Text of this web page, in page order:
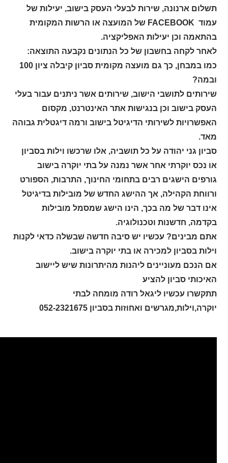
תשלום ארנונה, שירות לבעלי העסק בישוב, יעילות של
עמוד FACEBOOK של המועצה או הרשות המקומית
בהתאמה וכן יעילות האפליקציה.
לאחר לקחה בחשבון של כל הנתונים נקבעה התוצאה:
כמו במבחן, כך גם מועצה מקומית סביון קיבלה ציון 100
ובמה?
שירותים לתושבי הישוב, שירותים אשר ניתנים עבור בעלי
העסק בישוב וכן בנגישות אתר האינטרנט, מקסום
האפשרויות לשירותי הדיגיטל בישוב ורמה דיגטלית גבוהה
מאד.
סביון גני יהודה על כל תושביה, אלו שרכשו וילות בסביון
או נכס יוקרתי אחר אשר נמנה על בתי יוקרה בישוב
גורפים הישגים רבים בתחומי החינוך, התרבות, הספורט
ורווחת הקהילה, אך ההישג החדש של מובילות בדיגיטל
אינו דבר של מה בכך, הינו הישג שמסמל מובילות
בקדמה, חדשנות וטכנולוגיה.
אתם מבינים? עכשיו יש סיבה חדשה שבשלה כדאי לקנות
וילות בסביון למכירה או בתי יוקרה בישוב.
אם הנכם מעוניינים ליהנות מהיתרונות שיש ליישוב
האיכותי סביון להציע
תתקשרו עכשיו ליגאל רודה מומחה לבתי
יוקרה,וילות,מגרשים ואחוזות בסביון052-2321675